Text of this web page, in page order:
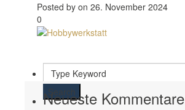
Posted by on 26. November 2024
0
Search
Neueste Kommentare